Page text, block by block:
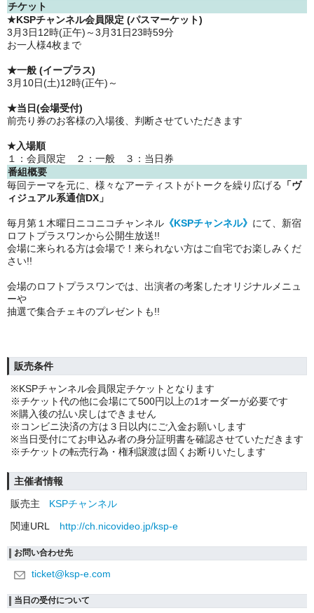
チケット
★KSPチャンネル会員限定 (パスマーケット)
3月3日12時(正午)～3月31日23時59分
お一人様4枚まで
★一般 (イープラス)
3月10日(土)12時(正午)～
★当日(会場受付)
前売り券のお客様の入場後、判断させていただきます
★入場順
１：会員限定 ２：一般 ３：当日券
番組概要
毎回テーマを元に、様々なアーティストがトークを繰り広げる
「ヴ
ィジュアル系通信DX」
毎月第１木曜日ニコニコチャンネル 《KSPチャンネル》 にて、新宿
ロフトプラスワンから公開生放送!!
会場に来られる方は会場で！来られない方はご自宅でお楽しみくだ
さい!!
会場のロフトプラスワンでは、出演者の考案したオリジナルメニュ
ーや
抽選で集合チェキのプレゼントも!!
販売条件
※KSPチャンネル会員限定チケットとなります
※チケット代の他に会場にて500円以上の1オーダーが必要です
※購入後の払い戻しはできません
※コンビニ決済の方は３日以内にご入金お願いします
※当日受付にてお申込み者の身分証明書を確認させていただきます
※チケットの転売行為・権利譲渡は固くお断りいたします
主催者情報
販売主
KSPチャンネル
関連URL
http://ch.nicovideo.jp/ksp-e
お問い合わせ先
ticket@ksp-e.com
当日の受付について